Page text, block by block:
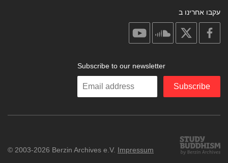
עקבו אחרינו ב
facebook
soundcloud
Subscribe to our newsletter
Enter
Subscribe
Study
Buddhism
© 2003-2026 Berzin Archives e.V. Impressum